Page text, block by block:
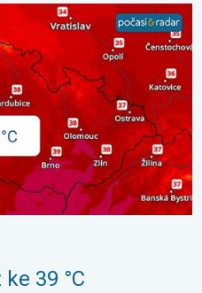
pondělí vlna veder. . .
39 °C